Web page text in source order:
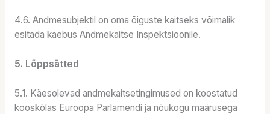
4.6. Andmesubjektil on oma õiguste kaitseks võimalik
esitada kaebus Andmekaitse Inspektsioonile.
5. Lõppsätted
5.1. Käesolevad andmekaitsetingimused on koostatud
kooskõlas Euroopa Parlamendi ja nõukogu määrusega